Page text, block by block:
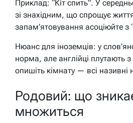
Приклад: “Кіт спить”. У
зі знахідним, що спрощує
запам’ятовування асоціюйте з
Нюанс для іноземців: у
норма, але англійці плутають
опишіть кімнату — всі називні
Родовий: що
множиться